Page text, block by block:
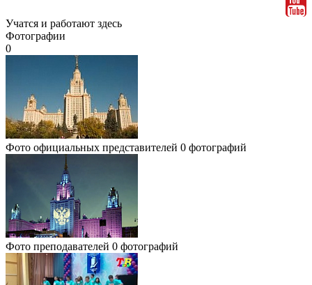
Учатся и работают здесь
Фотографии
0
Фото официальных представителей 0 фотографий
Фото преподавателей 0 фотографий